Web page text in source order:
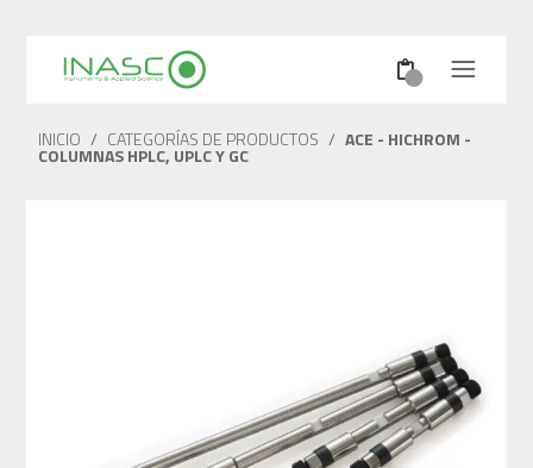
INICIO / CATEGORÍAS DE PRODUCTOS / ACE - HICHROM -
COLUMNAS HPLC, UPLC Y GC